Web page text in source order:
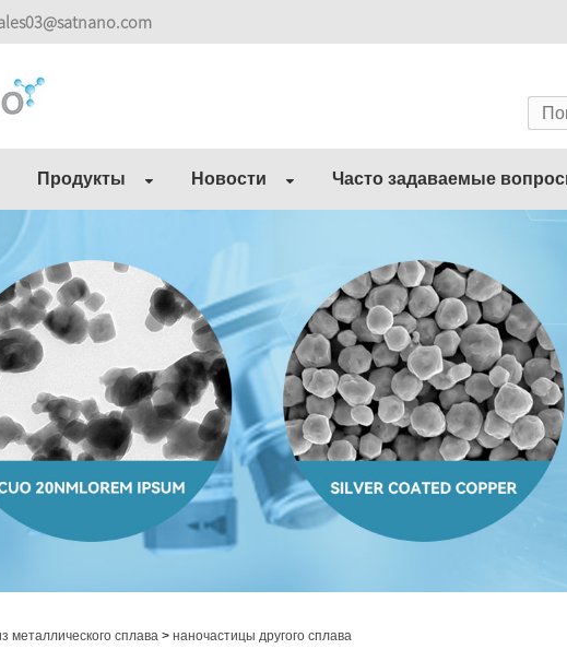
Продукты Новости Часто задаваемые
металлического сплава > наночастицы другого сплава